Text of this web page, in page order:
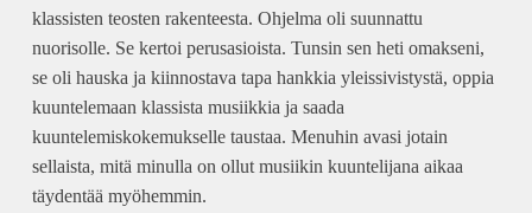
klassisten teosten rakenteesta. Ohjelma oli suunnattu
nuorisolle. Se kertoi perusasioista. Tunsin sen heti omakseni,
se oli hauska ja kiinnostava tapa hankkia yleissivistystä, oppia
kuuntelemaan klassista musiikkia ja saada
kuuntelemiskokemukselle taustaa. Menuhin avasi jotain
sellaista, mitä minulla on ollut musiikin kuuntelijana aikaa
täydentää myöhemmin.